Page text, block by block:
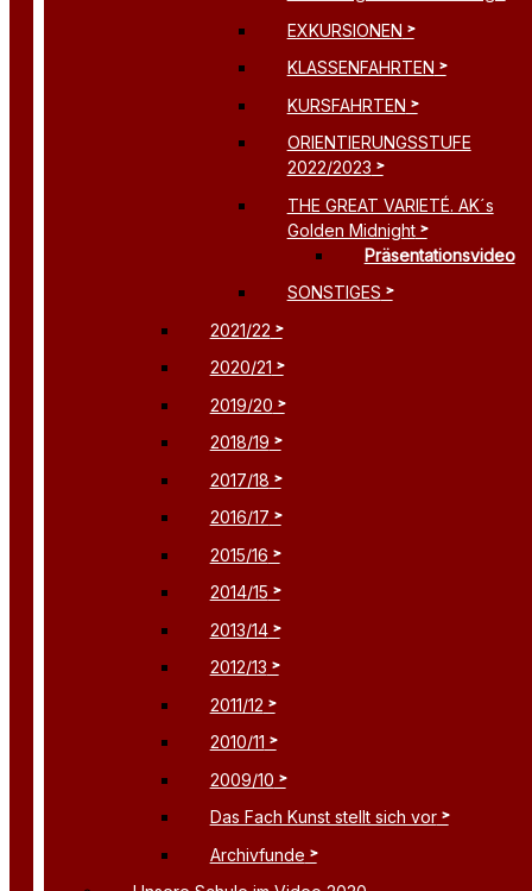
EXKURSIONEN
KLASSENFAHRTEN
KURSFAHRTEN
ORIENTIERUNGSSTUFE
2022/2023
THE GREAT VARIETÉ. AK´s
Golden Midnight
Präsentationsvideo
SONSTIGES
2021/22
2020/21
2019/20
2018/19
2017/18
2016/17
2015/16
2014/15
2013/14
2012/13
2011/12
2010/11
2009/10
Das Fach Kunst stellt sich vor
Archivfunde